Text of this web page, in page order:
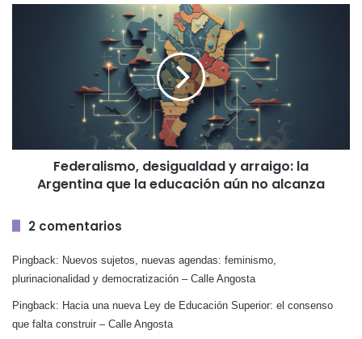
educación
Federalismo, desigualdad y arraigo: la
Argentina que la educación aún no alcanza
2 comentarios
Pingback: Nuevos sujetos, nuevas agendas: feminismo,
plurinacionalidad y democratización – Calle Angosta
Pingback: Hacia una nueva Ley de Educación Superior: el consenso
que falta construir – Calle Angosta